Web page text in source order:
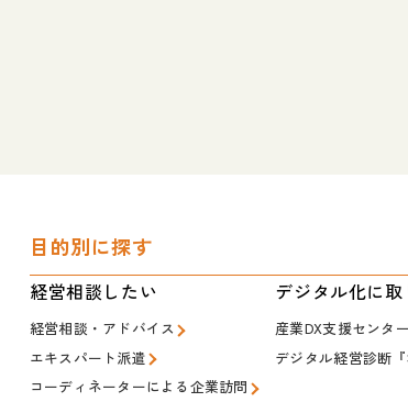
目的別に探す
経営相談したい
経営相談・アドバイス
エキスパート派遣
コーディネーターによる企業訪問
デジタル化に
産業DX支援センター
デジタル経営診断『